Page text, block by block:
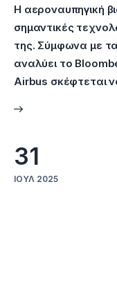
Η αεροναυπηγική
σημαντικές
της. Σύμφωνα με
αναλύει το
Airbus σκέφτεται
31
ΙΟΎΛ 2025